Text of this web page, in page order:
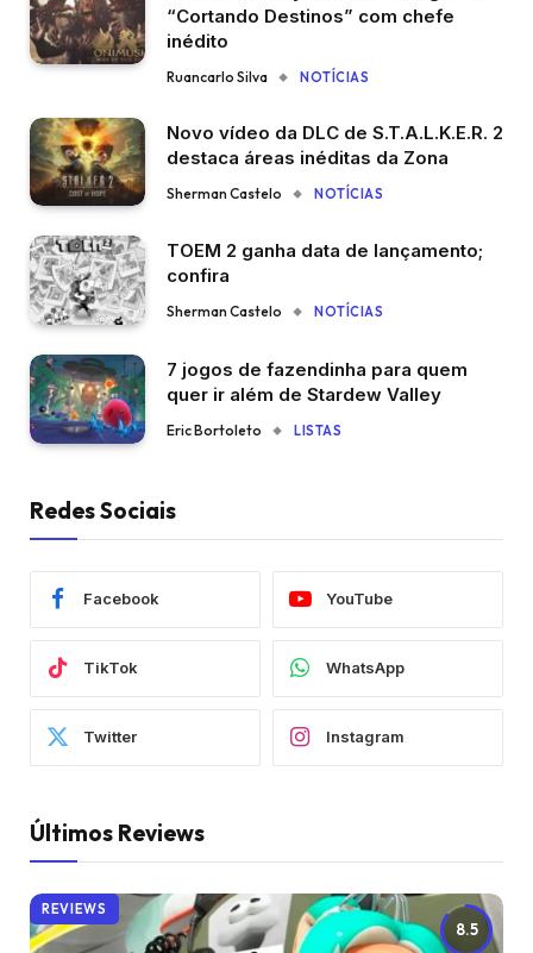
“Cortando Destinos” com chefe
inédito
Ruancarlo Silva NOTÍCIAS
Novo vídeo da DLC de S.T.A.L.K.E.R. 2
destaca áreas inéditas da Zona
Sherman Castelo NOTÍCIAS
TOEM 2 ganha data de lançamento;
confira
Sherman Castelo NOTÍCIAS
7 jogos de fazendinha para quem
quer ir além de Stardew Valley
Eric Bortoleto LISTAS
Redes Sociais
Facebook YouTube
TikTok WhatsApp
Twitter Instagram
Últimos Reviews
8.5
REVIEWS